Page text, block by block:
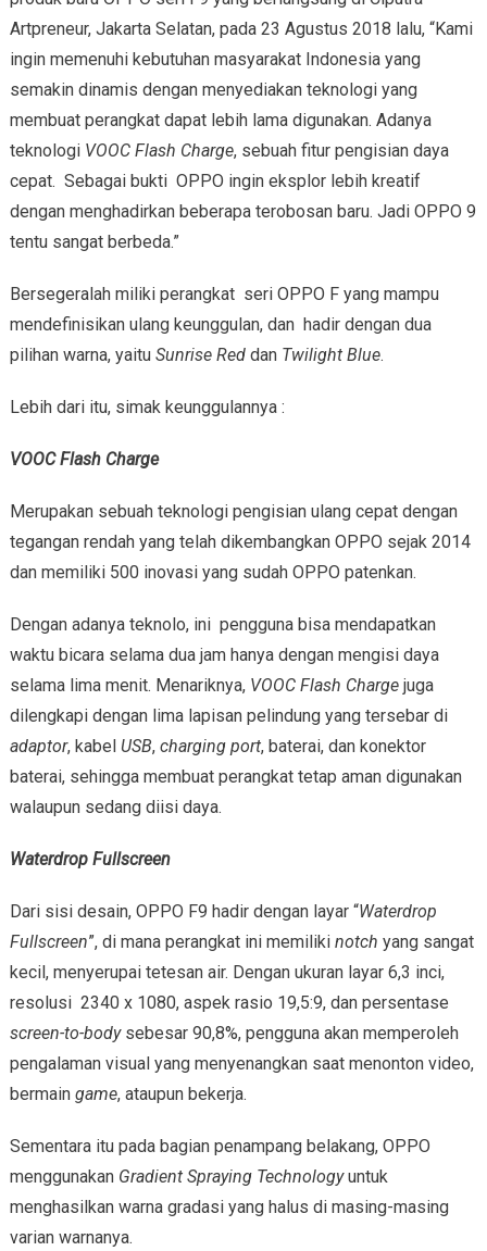
Artpreneur, Jakarta Selatan, pada 23 Agustus 2018 lalu, “Kami
ingin memenuhi kebutuhan masyarakat Indonesia yang
semakin dinamis dengan menyediakan teknologi yang
membuat perangkat dapat lebih lama digunakan. Adanya
teknologi VOOC Flash Charge, sebuah fitur pengisian daya
cepat. Sebagai bukti OPPO ingin eksplor lebih kreatif
dengan menghadirkan beberapa terobosan baru. Jadi OPPO 9
tentu sangat berbeda.”
Bersegeralah miliki perangkat seri OPPO F yang mampu
mendefinisikan ulang keunggulan, dan hadir dengan dua
pilihan warna, yaitu Sunrise Reddan Twilight Blue.
Lebih dari itu, simak keunggulannya :
VOOC Flash Charge
Merupakan sebuah teknologi pengisian ulang cepat dengan
tegangan rendah yang telah dikembangkan OPPO sejak 2014
dan memiliki 500 inovasi yang sudah OPPO patenkan.
Dengan adanya teknolo, ini pengguna bisa mendapatkan
waktu bicara selama dua jam hanya dengan mengisi daya
selama lima menit. Menariknya, VOOC Flash Chargejuga
dilengkapi dengan lima lapisan pelindung yang tersebar di
adaptor, kabel USB, charging port, baterai, dan konektor
baterai, sehingga membuat perangkat tetap aman digunakan
walaupun sedang diisi daya.
Waterdrop Fullscreen
Dari sisi desain, OPPO F9 hadir dengan layar “Waterdrop
Fullscreen”, di mana perangkat ini memiliki notch yang sangat
kecil, menyerupai tetesan air. Dengan ukuran layar 6,3 inci,
resolusi 2340 x 1080, aspek rasio 19,5:9, dan persentase
screen-to-bodysebesar 90,8%, pengguna akan memperoleh
pengalaman visual yang menyenangkan saat menonton video,
bermain game, ataupun bekerja.
Sementara itu pada bagian penampang belakang, OPPO
menggunakan Gradient Spraying Technologyuntuk
menghasilkan warna gradasi yang halus di masing-masing
varian warnanya.